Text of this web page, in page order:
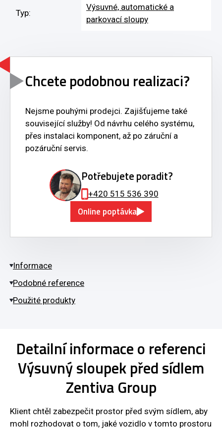
Typ:
Výsuvné, automatické a
parkovací sloupy
Chcete podobnou realizaci?
Nejsme pouhými prodejci. Zajišťujeme také
související služby! Od návrhu celého systému,
přes instalaci komponent, až po záruční a
pozáruční servis.
Potřebujete poradit?
+420 515 536 390
Online poptávka
Informace
Podobné reference
Použité produkty
Detailní informace o referenci
Výsuvný sloupek před sídlem
Zentiva Group
Klient chtěl zabezpečit prostor před svým sídlem, aby
mohl rozhodovat o tom, jaké vozidlo v tomto prostoru